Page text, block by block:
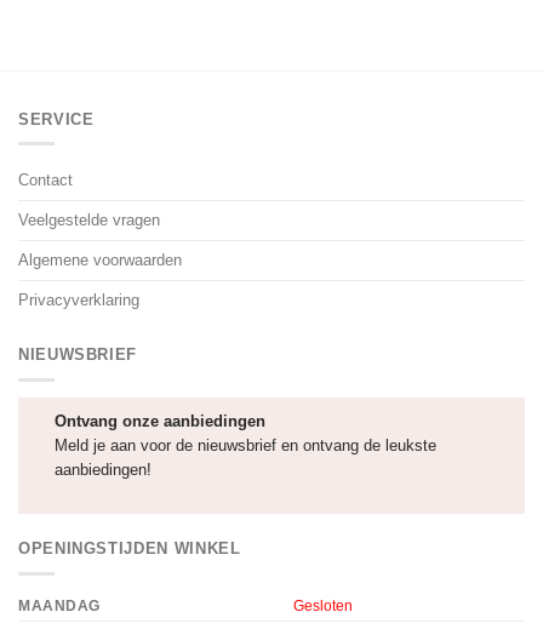
SERVICE
Contact
Veelgestelde vragen
Algemene voorwaarden
Privacyverklaring
NIEUWSBRIEF
Ontvang onze aanbiedingen
Meld je aan voor de nieuwsbrief en ontvang de leukste
aanbiedingen!
OPENINGSTIJDEN WINKEL
MAANDAG Gesloten